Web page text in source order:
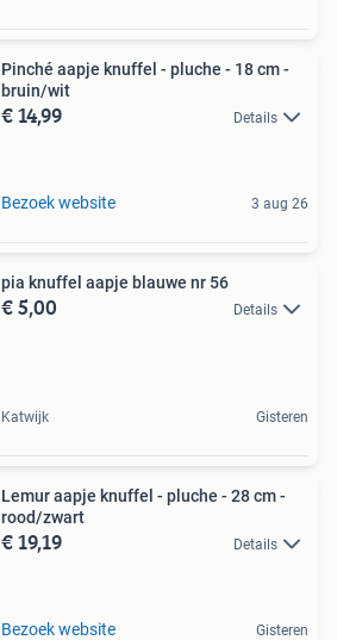
Pinché aapje knuffel - pluche - 18 cm -
bruin/wit
€ 14,99 Details
Bezoek website 3 aug 26
pia knuffel aapje blauwe nr 56
€ 5,00 Details
Katwijk Gisteren
Lemur aapje knuffel - pluche - 28 cm -
rood/zwart
€ 19,19 Details
Bezoek website Gisteren